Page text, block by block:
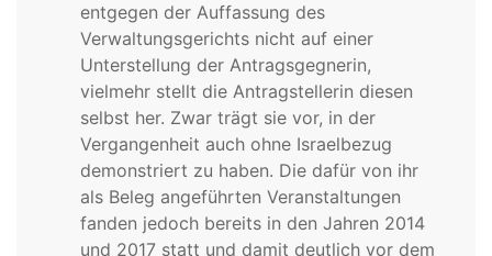
entgegen der Auffassung des
Verwaltungsgerichts nicht auf einer
Unterstellung der Antragsgegnerin,
vielmehr stellt die Antragstellerin diesen
selbst her. Zwar trägt sie vor, in der
Vergangenheit auch ohne Israelbezug
demonstriert zu haben. Die dafür von ihr
als Beleg angeführten Veranstaltungen
fanden jedoch bereits in den Jahren 2014
und 2017 statt und damit deutlich vor dem